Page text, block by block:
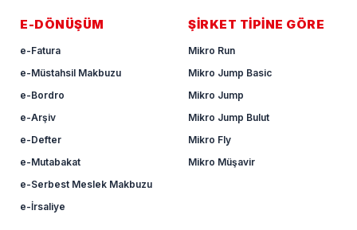
E-DÖNÜŞÜM
e-Fatura
e-Müstahsil Makbuzu
e-Bordro
e-Arşiv
e-Defter
e-Mutabakat
e-Serbest Meslek Makbuzu
e-İrsaliye
ŞİRKET TİPİNE GÖRE
Mikro Run
Mikro Jump Basic
Mikro Jump
Mikro Jump Bulut
Mikro Fly
Mikro Müşavir